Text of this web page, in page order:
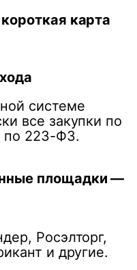
карта
системе
все закупки по
по 223-ФЗ.
площадки —
Росэлторг,
и другие.